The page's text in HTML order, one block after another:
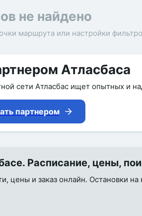
не найдено
маршрута или настройки
Атласбаса
сети Атласбас ищет опытных и
партнером
Расписание, цены,
цены и заказ онлайн. Остановки